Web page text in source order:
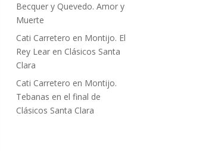
Becquer y Quevedo. Amor y
Muerte
Cati Carretero en Montijo. El
Rey Lear en Clásicos Santa
Clara
Cati Carretero en Montijo.
Tebanas en el final de
Clásicos Santa Clara